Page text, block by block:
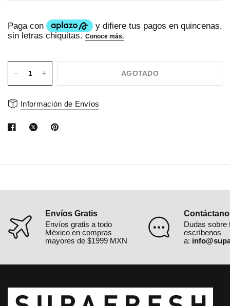
AGOTADO
Información de Envíos
Envíos Gratis
Envíos gratis a todo
México en compras
mayores de $1999 MXN
Dudas sobre
escríbenos
a: